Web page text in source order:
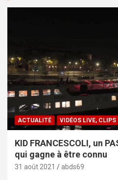
ACTUALITÉ VIDÉOS LIVE, CLIPS
KID FRANCESCOLI, un
qui gagne à être connu
31 août 2021 abds69